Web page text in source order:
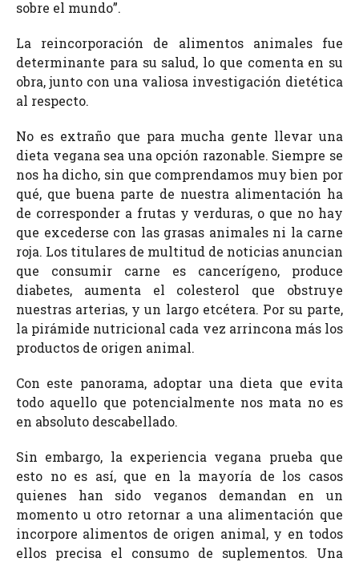
sobre el mundo”.
La reincorporación de alimentos animales fue
determinante para su salud, lo que comenta en su
obra, junto con una valiosa investigación dietética
al respecto.
No es extraño que para mucha gente llevar una
dieta vegana sea una opción razonable. Siempre se
nos ha dicho, sin que comprendamos muy bien por
qué, que buena parte de nuestra alimentación ha
de corresponder a frutas y verduras, o que no hay
que excederse con las grasas animales ni la carne
roja. Los titulares de multitud de noticias anuncian
que consumir carne es cancerígeno, produce
diabetes, aumenta el colesterol que obstruye
nuestras arterias, y un largo etcétera. Por su parte,
la pirámide nutricional cada vez arrincona más los
productos de origen animal.
Con este panorama, adoptar una dieta que evita
todo aquello que potencialmente nos mata no es
en absoluto descabellado.
Sin embargo, la experiencia vegana prueba que
esto no es así, que en la mayoría de los casos
quienes han sido veganos demandan en un
momento u otro retornar a una alimentación que
incorpore alimentos de origen animal, y en todos
ellos precisa el consumo de suplementos. Una